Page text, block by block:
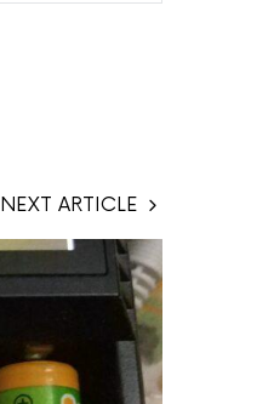
NEXT ARTICLE